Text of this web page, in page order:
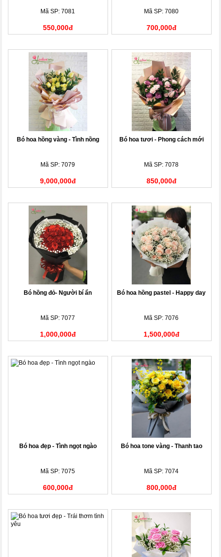
Mã SP: 7081
550,000đ
Mã SP: 7080
700,000đ
Bó hoa hồng vàng - Tình nồng
Mã SP: 7079
9,000,000đ
Bó hoa tươi - Phong cách mới
Mã SP: 7078
850,000đ
Bó hồng đỏ- Người bí ẩn
Mã SP: 7077
1,000,000đ
Bó hoa hồng pastel - Happy day
Mã SP: 7076
1,500,000đ
Bó hoa đẹp - Tình ngọt ngào
Mã SP: 7075
600,000đ
Bó hoa tone vàng - Thanh tao
Mã SP: 7074
800,000đ